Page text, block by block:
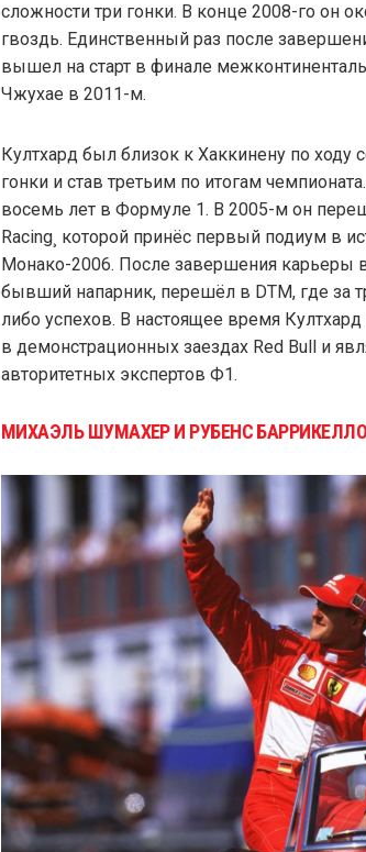
сложности три гонки. В конце 2008-го он
гвоздь. Единственный раз после
вышел на старт в финале
Чжухае в 2011-м.
Култхард был близок к Хаккинену по ходу
гонки и став третьим по итогам
восемь лет в Формуле 1. В 2005-м он
Racing¸ которой принёс первый подиум в
Монако-2006. После завершения карьеры
бывший напарник, перешёл в DTM, где за
либо успехов. В настоящее время
в демонстрационных заездах Red Bull и
авторитетных экспертов Ф1.
МИХАЭЛЬ ШУМАХЕР И РУБЕНС БАРРИКЕЛЛО -